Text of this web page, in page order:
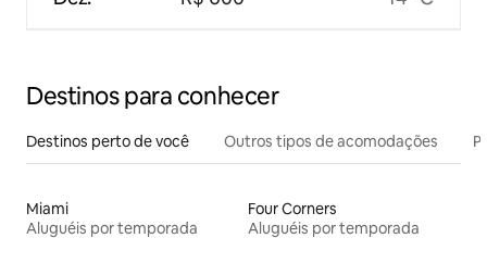
Destinos para conhecer
Destinos perto de você Outros tipos de acomodações
Miami
Aluguéis por temporada
Four Corners
Aluguéis por temporada